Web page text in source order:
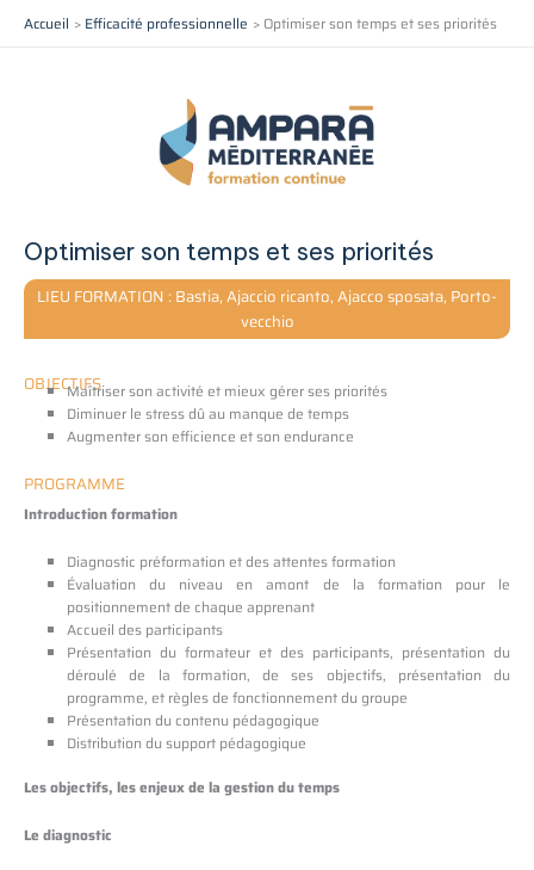
AllerAccueil Efficacité professionnelle Optimiser son temps et ses priorités
Optimiser son temps et ses priorités
LIEU FORMATION : Bastia, Ajaccio ricanto, Ajacco sposata, Porto-
vecchio
OBJECTIFSMaîtriser son activité et mieux gérer ses priorités
Diminuer le stress dû au manque de temps
Augmenter son efficience et son endurance
PROGRAMME
Introduction formation
Diagnostic préformation et des attentes formation
Évaluation du niveau en amont de la formation pour le
positionnement de chaque apprenant
Accueil des participants
Présentation du formateur et des participants, présentation du
déroulé de la formation, de ses objectifs, présentation du
programme, et règles de fonctionnement du groupe
Présentation du contenu pédagogique
Distribution du support pédagogique
Les objectifs, les enjeux de la gestion du temps
Le diagnostic